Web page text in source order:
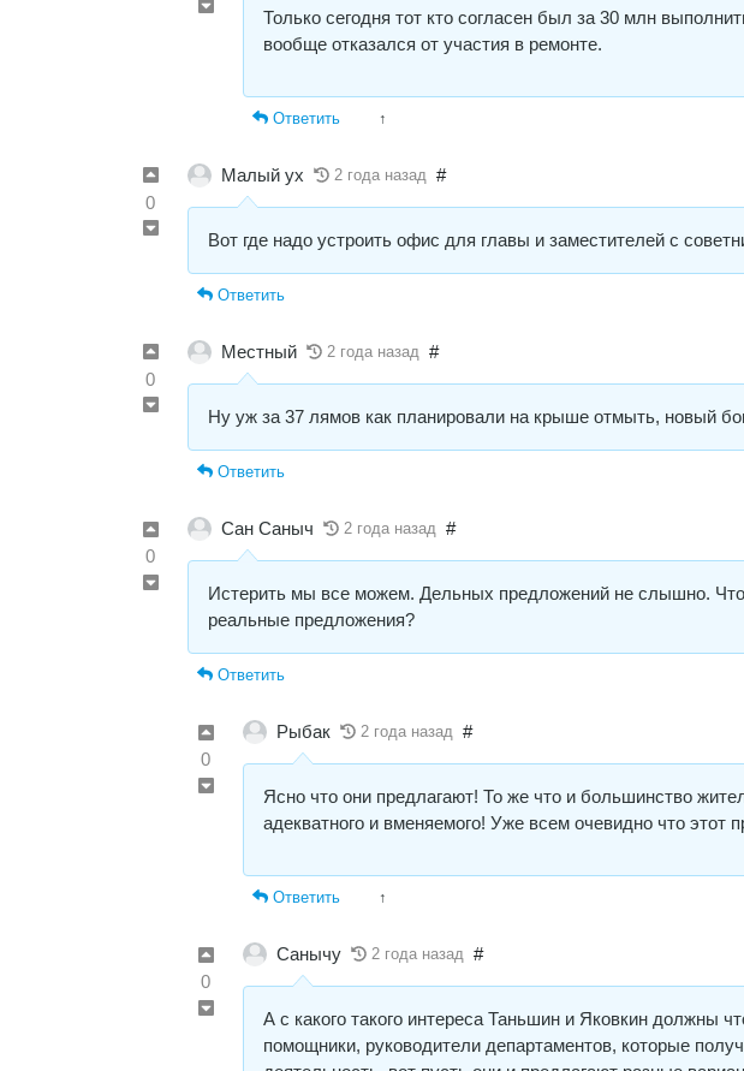
Только сегодня тот кто согласен был за 30 млн
вообще отказался от участия в ремонте.
Ответить ↑
0
Малый ух 2 года назад #
Вот где надо устроить офис для главы и заместителей с
Ответить
0
Местный 2 года назад #
Ну уж за 37 лямов как планировали на крыше отмыть, новый
Ответить
0
Сан Саныч 2 года назад #
Истерить мы все можем. Дельных предложений не слышно.
реальные предложения?
Ответить
0
Рыбак 2 года назад #
Ясно что они предлагают! То же что и большинство
адекватного и вменяемого! Уже всем очевидно что этот
Ответить ↑
0
Санычу 2 года назад #
А с какого такого интереса Таньшин и Яковкин должны
помощники, руководители департаментов, которые